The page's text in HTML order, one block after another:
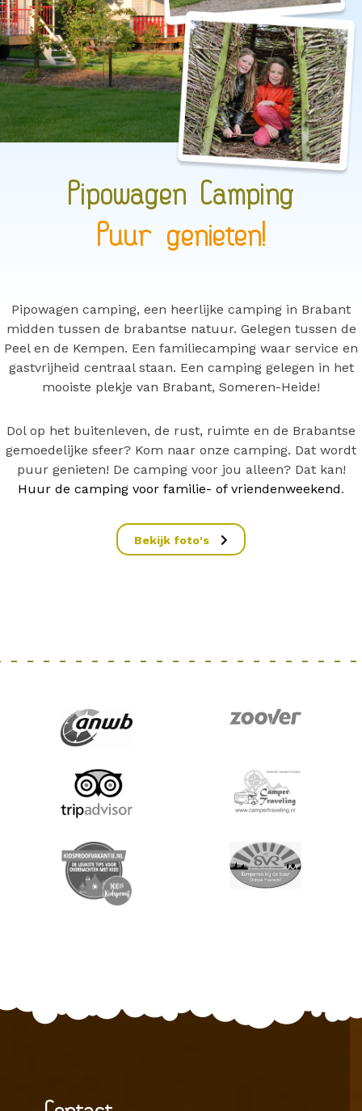
Pipowagen Camping
Puur genieten!
Pipowagen camping, een heerlijke camping in Brabant
midden tussen de brabantse natuur. Gelegen tussen de
Peel en de Kempen. Een familiecamping waar service en
gastvrijheid centraal staan. Een camping gelegen in het
mooiste plekje van Brabant, Someren-Heide!
Dol op het buitenleven, de rust, ruimte en de Brabantse
gemoedelijke sfeer? Kom naar onze camping. Dat wordt
puur genieten! De camping voor jou alleen? Dat kan!
Huur de camping voor familie- of vriendenweekend.
Bekijk foto's